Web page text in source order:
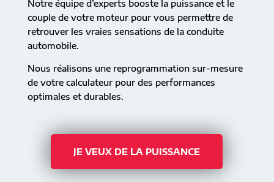
Notre équipe d’experts booste la puissance et le
couple de votre moteur pour vous permettre de
retrouver les vraies sensations de la conduite
automobile.
Nous réalisons une reprogrammation sur-mesure
de votre calculateur pour des performances
optimales et durables.
JE VEUX DE LA PUISSANCE